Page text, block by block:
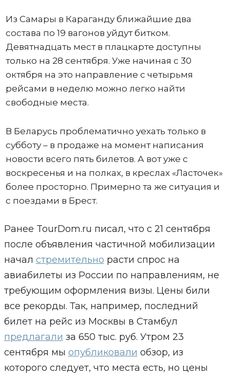
Из Самары в Караганду ближайшие два
состава по 19 вагонов уйдут битком.
Девятнадцать мест в плацкарте доступны
только на 28 сентября. Уже начиная с 30
октября на это направление с четырьмя
рейсами в неделю можно легко найти
свободные места.
В Беларусь проблематично уехать только в
субботу – в продаже на момент написания
новости всего пять билетов. А вот уже с
воскресенья и на полках, в креслах «Ласточек»
более просторно. Примерно та же ситуация и
с поездами в Брест.
Ранее TourDom.ru писал, что с 21 сентября
после объявления частичной мобилизации
начал стремительно расти спрос на
авиабилеты из России по направлениям, не
требующим оформления визы. Цены били
все рекорды. Так, например, последний
билет на рейс из Москвы в Стамбул
предлагали за 650 тыс. руб. Утром 23
сентября мы опубликовали обзор, из
которого следует, что места есть, но цены